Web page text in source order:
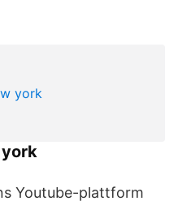
Youtube-plattform